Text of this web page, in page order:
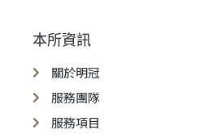
本所資訊
關於明冠
服務團隊
服務項目